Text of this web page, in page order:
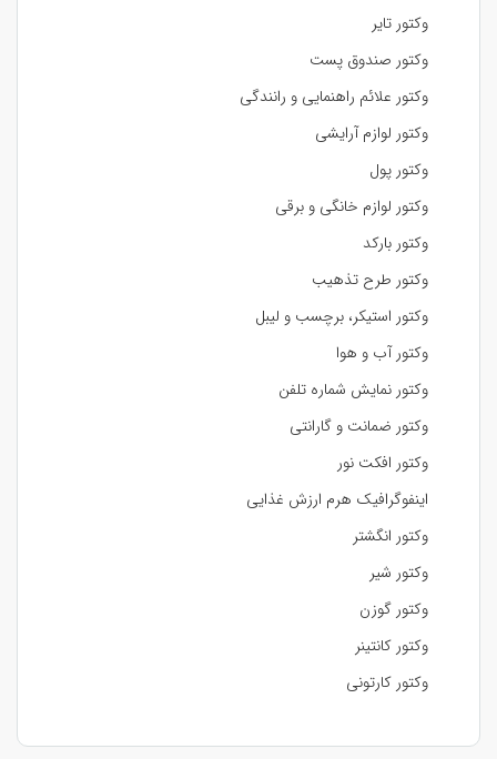
وکتور تایر
وکتور صندوق پست
وکتور علائم راهنمایی و رانندگی
وکتور لوازم آرایشی
وکتور پول
وکتور لوازم خانگی و برقی
وکتور بارکد
وکتور طرح تذهیب
وکتور استیکر، برچسب و لیبل
وکتور آب و هوا
وکتور نمایش شماره تلفن
وکتور ضمانت و گارانتی
وکتور افکت نور
اینفوگرافیک هرم ارزش غذایی
وکتور انگشتر
وکتور شیر
وکتور گوزن
وکتور کانتینر
وکتور کارتونی